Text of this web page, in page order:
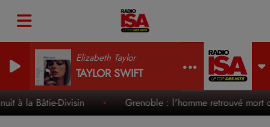
Elizabeth Taylor
TAYLOR SWIFT
à la Bâtie-Divisin Grenoble : l'homme retrouvé mort